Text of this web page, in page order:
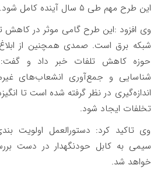
این طرح مهم طی ۵ سال آینده کامل شود.
وی افزود :این طرح گامی موثر در کاهش
شبکه برق است. صمدی همچنین از
حوزه کاهش تلفات خبر داد و گفت:
شناسایی و جمع‌آوری انشعاب‌های
اندازه‌گیری در نظر گرفته شده است تا
تخلفات ایجاد شود.
وی تاکید کرد: دستورالعمل اولویت
سیمی به کابل حودنگهدار در دست
خواهد شد.